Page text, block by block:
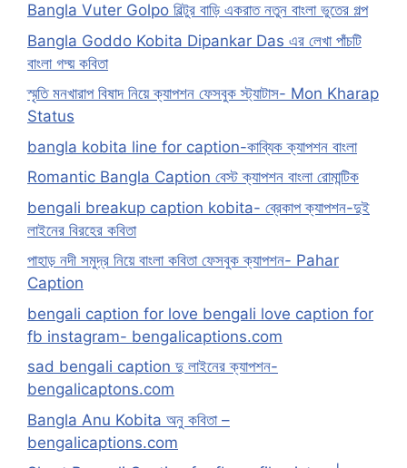
Bangla Vuter Golpo বিল্টুর বাড়ি একরাত নতুন বাংলা ভুতের গল্প
Bangla Goddo Kobita Dipankar Das এর লেখা পাঁচটি
বাংলা গদ্য় কবিতা
স্মৃতি মনখারাপ বিষাদ নিয়ে ক্যাপশন ফেসবুক স্ট্যাটাস- Mon Kharap
Status
bangla kobita line for caption-কাব্যিক ক্যাপশন বাংলা
Romantic Bangla Caption বেস্ট ক্যাপশন বাংলা রোমান্টিক
bengali breakup caption kobita- ব্রেকাপ ক্যাপশন-দুই
লাইনের বিরহের কবিতা
পাহাড় নদী সমুদ্র নিয়ে বাংলা কবিতা ফেসবুক ক্যাপশন- Pahar
Caption
bengali caption for love bengali love caption for
fb instagram- bengalicaptions.com
sad bengali caption দু লাইনের ক্যাপশন-
bengalicaptons.com
Bangla Anu Kobita অনু কবিতা –
bengalicaptions.com